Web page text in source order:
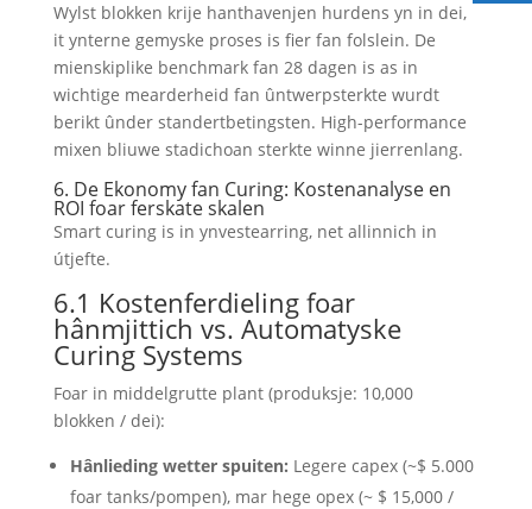
Wylst blokken krije hanthavenjen hurdens yn in dei,
it ynterne gemyske proses is fier fan folslein. De
mienskiplike benchmark fan 28 dagen is as in
wichtige mearderheid fan ûntwerpsterkte wurdt
berikt ûnder standertbetingsten. High-performance
mixen bliuwe stadichoan sterkte winne jierrenlang.
6. De Ekonomy fan Curing: Kostenanalyse en
ROI foar ferskate skalen
Smart curing is in ynvestearring, net allinnich in
útjefte.
6.1 Kostenferdieling foar
hânmjittich vs. Automatyske
Curing Systems
Foar in middelgrutte plant (produksje: 10,000
blokken / dei):
Hânlieding wetter spuiten: Legere capex (~$ 5.000
foar tanks/pompen), mar hege opex (~ $ 15,000 /